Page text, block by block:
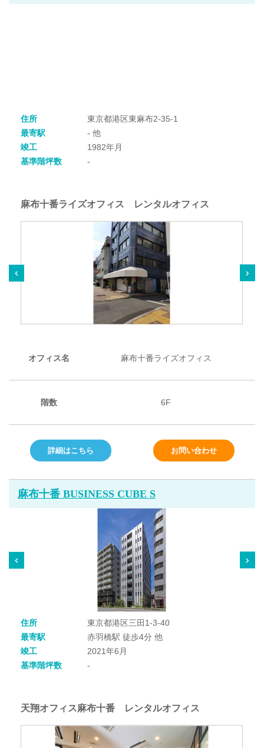
住所
東京都港区東麻布2-35-1
最寄駅
- 他
竣工
1982年月
基準階坪数
-
麻布十番ライズオフィス レンタルオフィス
オフィス名 麻布十番ライズオフィス
階数 6F
詳細はこちら お問い合わせ
麻布十番 BUSINESS CUBE S
住所
東京都港区三田1-3-40
最寄駅
赤羽橋駅 徒歩4分 他
竣工
2021年6月
基準階坪数
-
天翔オフィス麻布十番 レンタルオフィス